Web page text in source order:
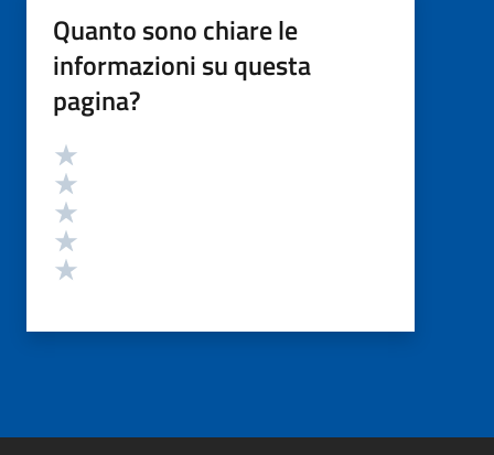
Quanto sono chiare le
informazioni su questa
pagina?
Valutazione